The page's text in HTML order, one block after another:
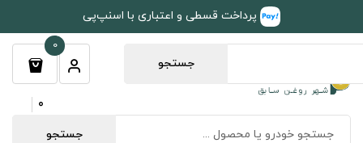
و اعتباری با اسنپ‌پی
جستجو